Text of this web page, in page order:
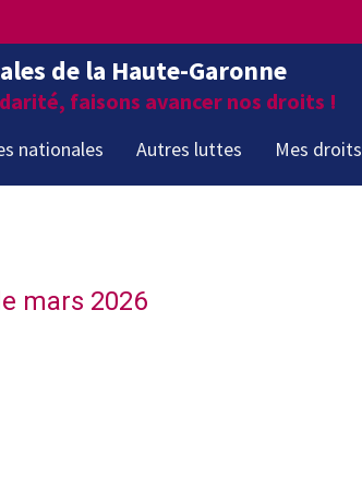
de la Haute-Garonne
faisons avancer nos droits !
nationales Autres luttes Mes droits
mars 2026